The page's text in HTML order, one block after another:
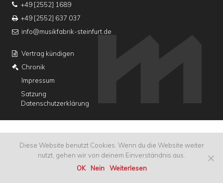
+49 [2552] 1689
+49 [2552] 637 037
info@musikfabrik-steinfurt.de
Vertrag kündigen
Chronik
Impressum
Satzung
Datenschutzerklärung
Diese Website benutzt Cookies. Wenn du die Website weiter
nutzt, gehen wir von deinem Einverständnis aus.
OK
Nein Weiterlesen